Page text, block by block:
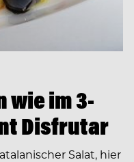
wie im 3-
Disfrutar
Salat, hier